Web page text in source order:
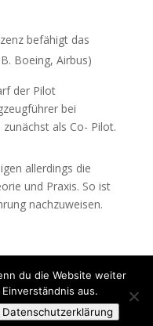
befähigt das
Boeing, Airbus)
der Pilot
bei
als Co- Pilot.
allerdings die
und Praxis. So ist
nachzuweisen.
|SEO by
Profi
du die Website weiter
aus.
Datenschutzerklärung